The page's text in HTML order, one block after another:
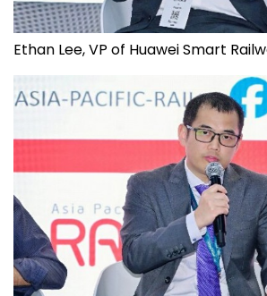
Ethan Lee, VP of Huawei Smart